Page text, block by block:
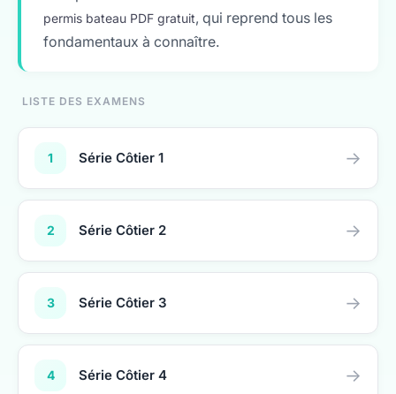
permis bateau PDF gratuit, qui reprend tous les
fondamentaux à connaître.
1 Série Côtier 1 →
2 Série Côtier 2 →
3 Série Côtier 3 →
4 Série Côtier 4 →